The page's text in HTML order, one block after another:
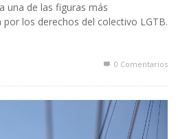
una de las figuras más
los derechos del colectivo LGTB.
0 Comentarios